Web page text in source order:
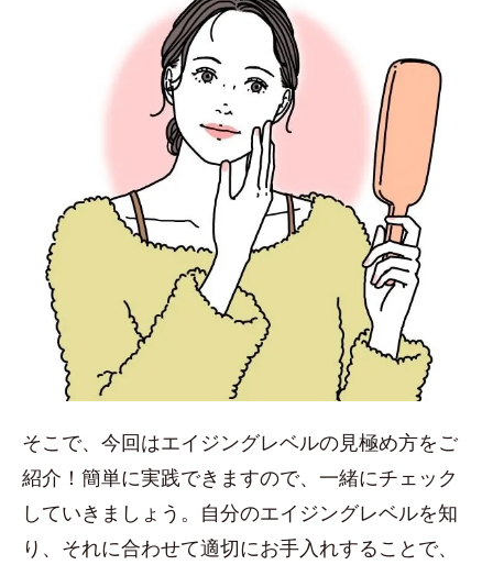
そこで、今回はエイジングレベルの見極め方をご
紹介！簡単に実践できますので、一緒にチェック
していきましょう。自分のエイジングレベルを知
り、それに合わせて適切にお手入れすることで、